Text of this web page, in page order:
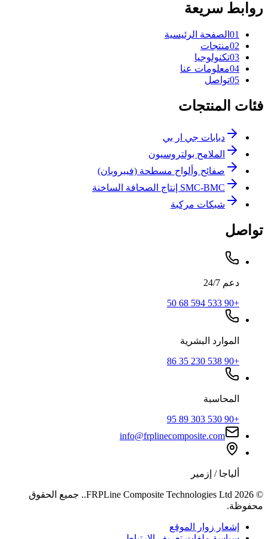
روابط سريعة
01
الصفحة الرئيسية
02 منتجات
03 تكنولوجيا
04 معلومات عنا
05 تواصل
فئات المنتجات
دبابات جي ار بي
الملامح بولتروسيون
صفائح وألواح مسطحة (فيبروبان)
SMC-BMC إنتاج الصحافة الساخنة
شبكات مركبة
تواصل
دعم 24/7
+90 533 594 68 50
الموارد البشرية
+90 538 230 35 86
المحاسبة
+90 530 303 89 95
info@frplinecomposite.com
ألياجا / إزمير
©
2026
FRPLine Composite Technologies Ltd.
. جميع الحقوق
محفوظة.
إشعار زوار الموقع